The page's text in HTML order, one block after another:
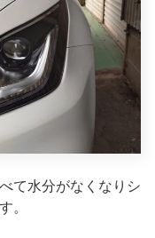
て水分がなくなりシ
。